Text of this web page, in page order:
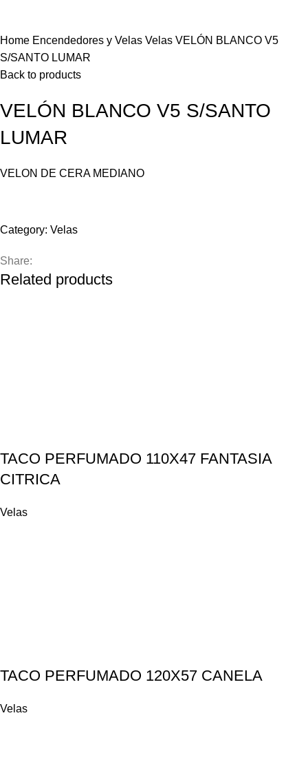
Home Encendedores y Velas Velas VELÓN BLANCO V5
S/SANTO LUMAR
Back to products
VELÓN BLANCO V5 S/SANTO
LUMAR
VELON DE CERA MEDIANO
Category: Velas
Share:
Related products
TACO PERFUMADO 110X47 FANTASIA
CITRICA
Velas
TACO PERFUMADO 120X57 CANELA
Velas